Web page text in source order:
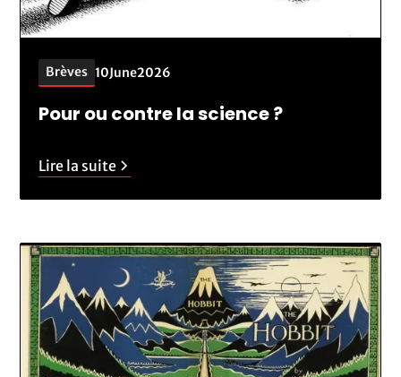
Brèves 10June2026
Pour ou contre la science ?
Lire la suite